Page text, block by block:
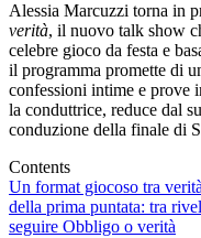
Alessia Marcuzzi torna in
verità, il nuovo talk show
celebre gioco da festa e
il programma promette di
confessioni intime e prove
la conduttrice, reduce dal
conduzione della finale di
Contents
Un format giocoso tra
della prima puntata: tra
seguire Obbligo o verità